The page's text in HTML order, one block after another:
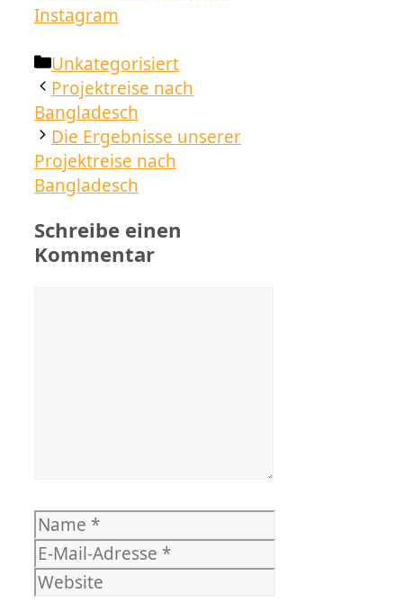
Instagram
Kategorien
Unkategorisiert
Projektreise nach
Bangladesch
Die Ergebnisse unserer
Projektreise nach
Bangladesch
Schreibe einen
Kommentar
Name
E-
Mail-
Adresse
Website